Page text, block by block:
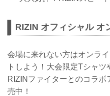
RIZIN オフィシャル オ
会場に来れない方はオンラ
トしよう！大会限定Tシャツ
RIZINファイターとのコラ
売中！